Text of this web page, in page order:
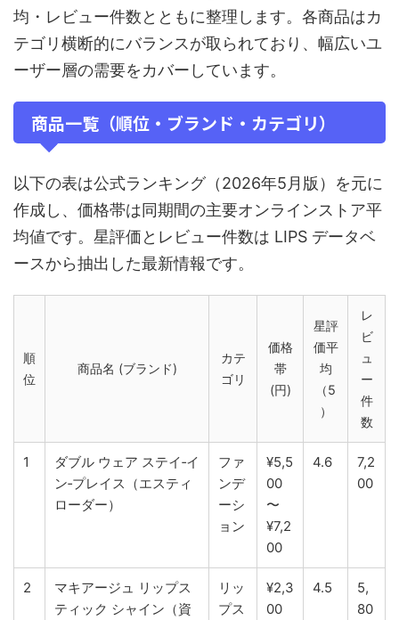
均・レビュー件数とともに整理します。各商品はカ
テゴリ横断的にバランスが取られており、幅広いユ
ーザー層の需要をカバーしています。
商品一覧（順位・ブランド・カテゴリ）
以下の表は公式ランキング（2026年5月版）を元に
作成し、価格帯は同期間の主要オンラインストア平
均値です。星評価とレビュー件数は LIPS データベ
ースから抽出した最新情報です。
順
位
商品名 (ブランド)
カテ
ゴリ
価格
帯
(円)
星評
価平
均
（5
）
レ
ビ
ュ
ー
件
数
1
ダブル ウェア ステイ‑イ
ン‑プレイス（エスティ
ローダー）
ファ
ンデ
ーシ
ョン
¥5,5
00
〜
¥7,2
00
4.6
7,2
00
2
マキアージュ リップス
ティック シャイン（資
リッ
プス
¥2,3
00
4.5
5,
80